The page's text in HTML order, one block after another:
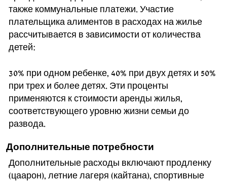
также коммунальные платежи. Участие
плательщика алиментов в расходах на жилье
рассчитывается в зависимости от количества
детей:
30% при одном ребенке, 40% при двух детях и 50%
при трех и более детях. Эти проценты
применяются к стоимости аренды жилья,
соответствующего уровню жизни семьи до
развода.
Дополнительные потребности
Дополнительные расходы включают продленку
(цаарон), летние лагеря (кайтана), спортивные